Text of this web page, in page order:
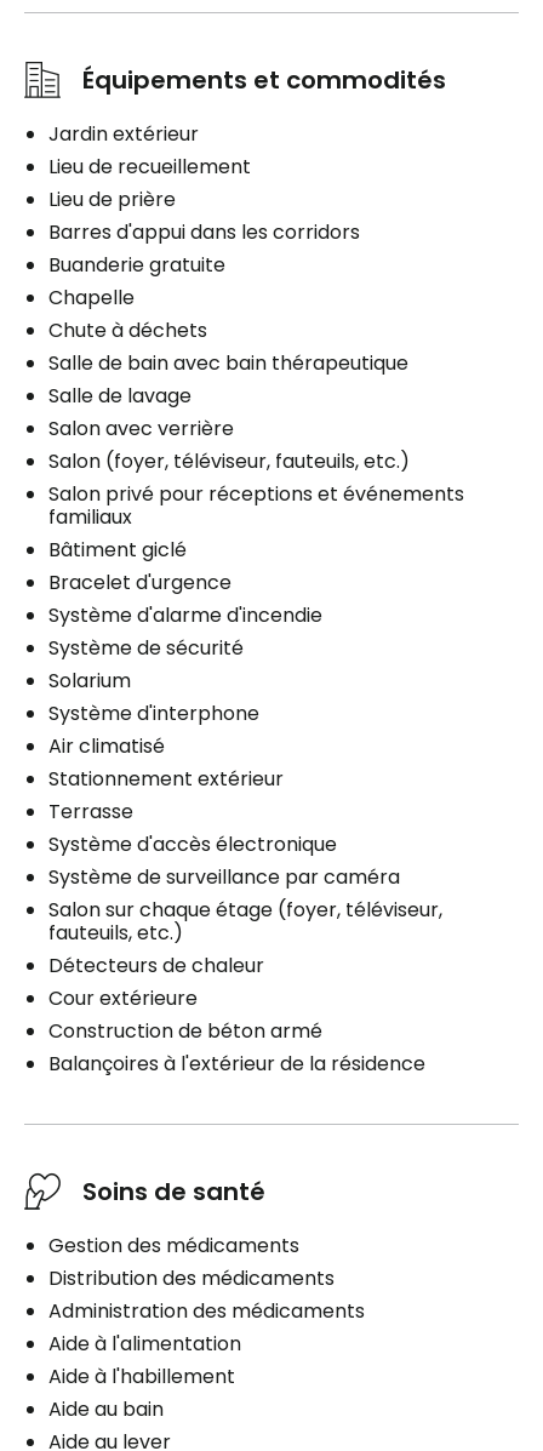
Équipements et commodités
Jardin extérieur
Lieu de recueillement
Lieu de prière
Barres d'appui dans les corridors
Buanderie gratuite
Chapelle
Chute à déchets
Salle de bain avec bain thérapeutique
Salle de lavage
Salon avec verrière
Salon (foyer, téléviseur, fauteuils, etc.)
Salon privé pour réceptions et événements
familiaux
Bâtiment giclé
Bracelet d'urgence
Système d'alarme d'incendie
Système de sécurité
Solarium
Système d'interphone
Air climatisé
Stationnement extérieur
Terrasse
Système d'accès électronique
Système de surveillance par caméra
Salon sur chaque étage (foyer, téléviseur,
fauteuils, etc.)
Détecteurs de chaleur
Cour extérieure
Construction de béton armé
Balançoires à l'extérieur de la résidence
Soins de santé
Gestion des médicaments
Distribution des médicaments
Administration des médicaments
Aide à l'alimentation
Aide à l'habillement
Aide au bain
Aide au lever